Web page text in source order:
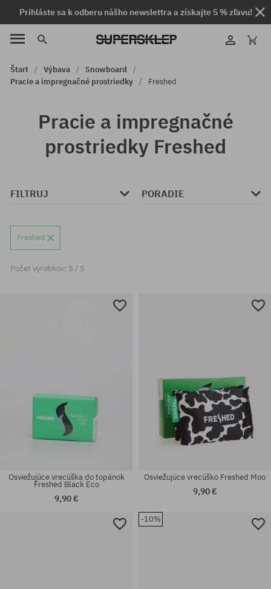
Prihláste sa k odberu nášho newslettra a získajte 5 % zľavu!
Štart Výbava
Snowboard
Pracie a impregnačné prostriedky
Freshed
Pracie a impregnačné
prostriedky Freshed
FILTRUJ PORADIE
Freshed
Počet výrobkov: 5 / 5
Osviežujúce vrecúška do topánok
Freshed Black Eco
9,90 €
Osviežujúce vrecúško Freshed Moo
9,90 €
-10%